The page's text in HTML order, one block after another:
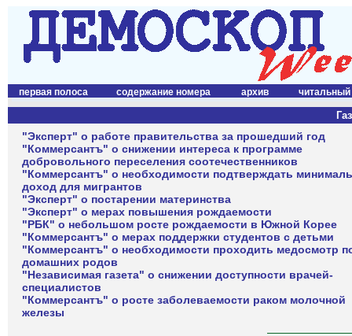
первая полоса содержание номера архив читальный
"Эксперт" о работе правительства за прошедший год
"Коммерсантъ" о снижении интереса к программе
добровольного переселения соотечественников
"Коммерсантъ" о необходимости подтверждать
доход для мигрантов
"Эксперт" о постарении материнства
"Эксперт" о мерах повышения рождаемости
"РБК" о небольшом росте рождаемости в Южной Корее
"Коммерсантъ" о мерах поддержки студентов с детьми
"Коммерсантъ" о необходимости проходить медосмотр
домашних родов
"Независимая газета" о снижении доступности врачей-
специалистов
"Коммерсантъ" о росте заболеваемости раком молочной
железы